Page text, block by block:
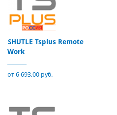
SHUTLE Tsplus Remote
Work
от 6 693,00 руб.